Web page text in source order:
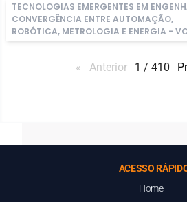
TECNOLOGIAS EMERGENTES EM
CONVERGÊNCIA ENTRE AUTOMAÇÃO,
ROBÓTICA, METROLOGIA E ENERGIA -
Anterior page
1 / 410
ACESSO
Home